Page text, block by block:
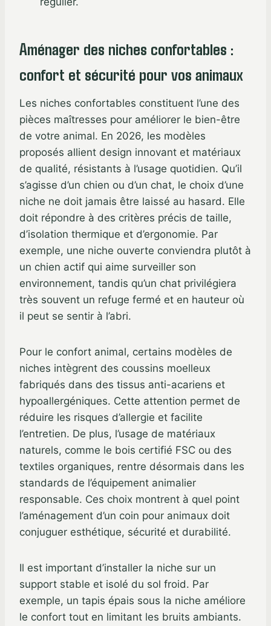
Aménager des niches confortables :
confort et sécurité pour vos animaux
Les niches confortables constituent l’une des
pièces maîtresses pour améliorer le bien-être
de votre animal. En 2026, les modèles
proposés allient design innovant et matériaux
de qualité, résistants à l’usage quotidien. Qu’il
s’agisse d’un chien ou d’un chat, le choix d’une
niche ne doit jamais être laissé au hasard. Elle
doit répondre à des critères précis de taille,
d’isolation thermique et d’ergonomie. Par
exemple, une niche ouverte conviendra plutôt à
un chien actif qui aime surveiller son
environnement, tandis qu’un chat privilégiera
très souvent un refuge fermé et en hauteur où
il peut se sentir à l’abri.
Pour le confort animal, certains modèles de
niches intègrent des coussins moelleux
fabriqués dans des tissus anti-acariens et
hypoallergéniques. Cette attention permet de
réduire les risques d’allergie et facilite
l’entretien. De plus, l’usage de matériaux
naturels, comme le bois certifié FSC ou des
textiles organiques, rentre désormais dans les
standards de l’équipement animalier
responsable. Ces choix montrent à quel point
l’aménagement d’un coin pour animaux doit
conjuguer esthétique, sécurité et durabilité.
Il est important d’installer la niche sur un
support stable et isolé du sol froid. Par
exemple, un tapis épais sous la niche améliore
le confort tout en limitant les bruits ambiants.